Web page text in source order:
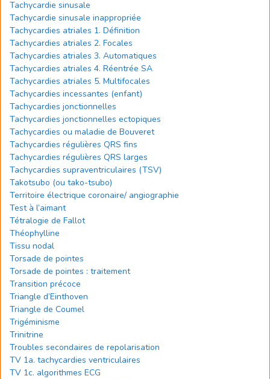
Tachycardie sinusale
Tachycardie sinusale inappropriée
Tachycardies atriales 1. Définition
Tachycardies atriales 2. Focales
Tachycardies atriales 3. Automatiques
Tachycardies atriales 4. Réentrée SA
Tachycardies atriales 5. Multifocales
Tachycardies incessantes (enfant)
Tachycardies jonctionnelles
Tachycardies jonctionnelles ectopiques
Tachycardies ou maladie de Bouveret
Tachycardies régulières QRS fins
Tachycardies régulières QRS larges
Tachycardies supraventriculaires (TSV)
Takotsubo (ou tako-tsubo)
Territoire électrique coronaire/ angiographie
Test à l’aimant
Tétralogie de Fallot
Théophylline
Tissu nodal
Torsade de pointes
Torsade de pointes : traitement
Transition précoce
Triangle d’Einthoven
Triangle de Coumel
Trigéminisme
Trinitrine
Troubles secondaires de repolarisation
TV 1a. tachycardies ventriculaires
TV 1c. algorithmes ECG